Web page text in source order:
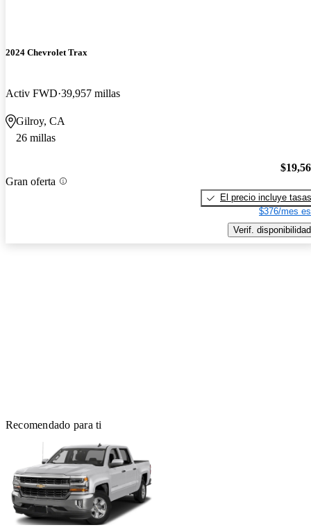
2024 Chevrolet Trax
Activ FWD 39,957 millas
Gilroy, CA
26 millas
Gran oferta
El precio incluye tasas
$376/mes
Verif. disponibilidad
Recomendado para ti